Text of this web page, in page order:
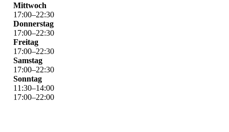
Mittwoch
17:00–22:30
Donnerstag
17:00–22:30
Freitag
17:00–22:30
Samstag
17:00–22:30
Sonntag
11 :30–14:00
17:00–22:00